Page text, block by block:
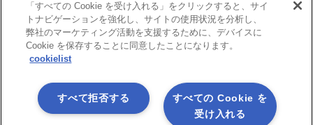
ソーシャルメディア
「すべての Cookie を受け入れる」をクリックすると、サイ
トナビゲーションを強化し、サイトの使用状況を分析し、
弊社のマーケティング活動を支援するために、デバイスに
Cookie を保存することに同意したことになります。
cookielist
すべての Cookie を
受け入れる
すべて拒否する